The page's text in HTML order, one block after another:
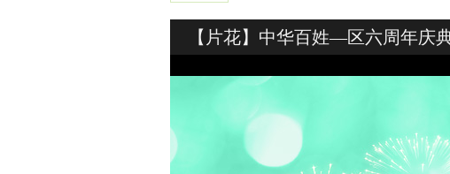
【片花】中华百姓—区六周年庆